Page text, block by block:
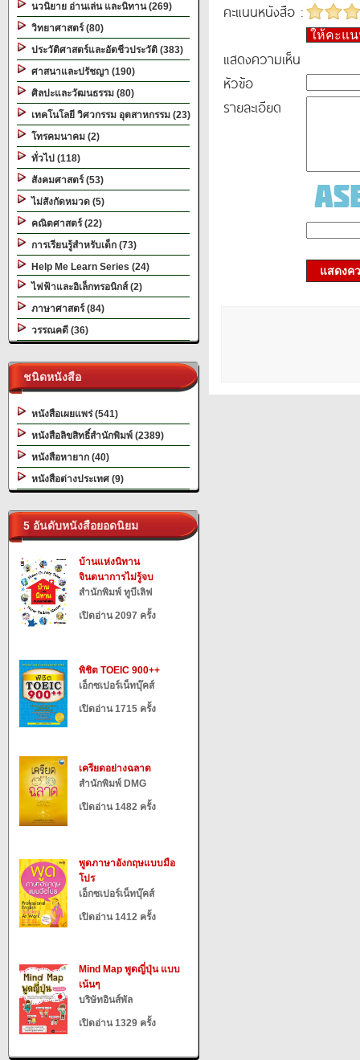
นวนิยาย อ่านเล่น และนิทาน (269)
วิทยาศาสตร์ (80)
ประวัติศาสตร์และอัตชีวประวัติ (383)
ศาสนาและปรัชญา (190)
ศิลปะและวัฒนธรรม (80)
เทคโนโลยี วิศวกรรม อุตสาหกรรม (23)
โทรคมนาคม (2)
ทั่วไป (118)
สังคมศาสตร์ (53)
ไม่สังกัดหมวด (5)
คณิตศาสตร์ (22)
การเรียนรู้สำหรับเด็ก (73)
Help Me Learn Series (24)
ไฟฟ้าและอิเล็กทรอนิกส์ (2)
ภาษาศาสตร์ (84)
วรรณคดี (36)
ชนิดหนังสือ
หนังสือเผยแพร่ (541)
หนังสือลิขสิทธิ์สำนักพิมพ์ (2389)
หนังสือหายาก (40)
หนังสือต่างประเทศ (9)
5 อันดับหนังสือยอดนิยม
บ้านแห่งนิทาน
จินตนาการไม่รู้จบ
สำนักพิมพ์ ทูบีเลิฟ
เปิดอ่าน 2097 ครั้ง
พิชิต TOEIC 900++
เอ็กซเปอร์เน็ทบุ๊คส์
เปิดอ่าน 1715 ครั้ง
เครียดอย่างฉลาด
สำนักพิมพ์ DMG
เปิดอ่าน 1482 ครั้ง
พูดภาษาอังกฤษแบบมือ
โปร
เอ็กซเปอร์เน็ทบุ๊คส์
เปิดอ่าน 1412 ครั้ง
Mind Map พูดญี่ปุ่น แบบ
เน้นๆ
บริษัทอินส์พัล
เปิดอ่าน 1329 ครั้ง
คะแนนหนังสือ :
ให้คะแ
แสดงความเห็น
หัวข้อ
รายละเอียด
แสดงค